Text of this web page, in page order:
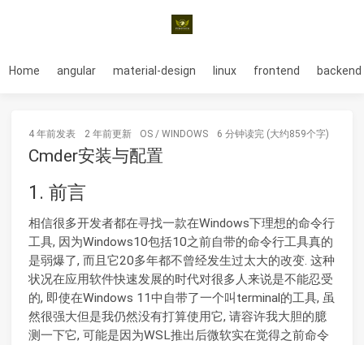
Home angular material-design linux frontend backend
4 年前发表 2 年前更新 OS / WINDOWS 6 分钟读完 (大约859个字)
Cmder安装与配置
1. 前言
相信很多开发者都在寻找一款在Windows下理想的命令行
工具, 因为Windows10包括10之前自带的命令行工具真的
是弱爆了, 而且它20多年都不曾经发生过太大的改变. 这种
状况在应用软件快速发展的时代对很多人来说是不能忍受
的, 即使在Windows 11中自带了一个叫terminal的工具, 虽
然很强大但是我仍然没有打算使用它, 请容许我大胆的臆
测一下它, 可能是因为WSL推出后微软实在觉得之前命令